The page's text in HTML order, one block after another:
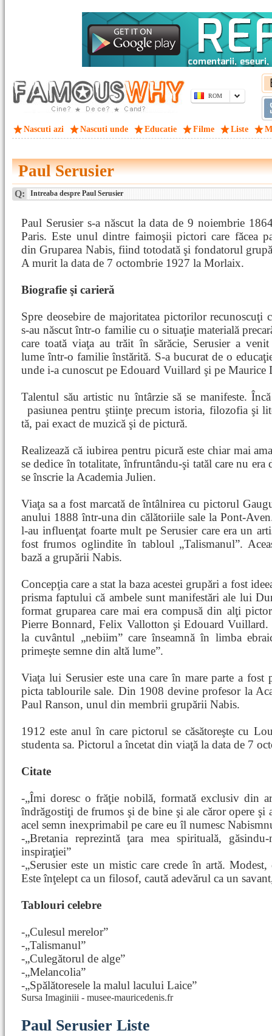
ROM
Nascuti azi Nascuti unde Educatie Filme Liste
Paul Serusier
Q: Intreaba despre Paul Serusier
Paul Serusier s-a născut la data de 9 noiembrie
Paris. Este unul dintre faimoşii pictori care făcea
din Gruparea Nabis, fiind totodată şi fondatorul
A murit la data de 7 octombrie 1927 la Morlaix.
Biografie şi carieră
Spre deosebire de majoritatea pictorilor recunoscuţi
s-au născut într-o familie cu o situaţie materială
care toată viaţa au trăit în sărăcie, Serusier a
lume într-o familie înstărită. S-a bucurat de o
unde i-a cunoscut pe Edouard Vuillard şi pe Maurice
Talentul său artistic nu întârzie să se manifeste.
pasiunea pentru ştiinţe precum istoria, filozofia şi
tă, pai exact de muzică şi de pictură.
Realizează că iubirea pentru picură este chiar mai
se dedice în totalitate, înfruntându-şi tatăl care nu
se înscrie la Academia Julien.
Viaţa sa a fost marcată de întâlnirea cu pictorul
anului 1888 într-una din călătoriile sale la Pont-
l-au influenţat foarte mult pe Serusier care era un
fost frumos oglindite în tabloul „Talismanul”.
bază a grupării Nabis.
Concepţia care a stat la baza acestei grupări a fost
prisma faptului că ambele sunt manifestări ale lui
format gruparea care mai era compusă din alţi
Pierre Bonnard, Felix Vallotton şi Edouard
la cuvântul „nebiim” care înseamnă în limba
primeşte semne din altă lume”.
Viaţa lui Serusier este una care în mare parte a fost
picta tablourile sale. Din 1908 devine profesor la
Paul Ranson, unul din membrii grupării Nabis.
1912 este anul în care pictorul se căsătoreşte cu
studenta sa. Pictorul a încetat din viaţă la data de 7
Citate
-„Îmi doresc o frăţie nobilă, formată exclusiv din
îndrăgostiţi de frumos şi de bine şi ale căror opere şi
acel semn inexprimabil pe care eu îl numesc
-„Bretania reprezintă ţara mea spirituală,
inspiraţiei”
-„Serusier este un mistic care crede în artă.
Este înţelept ca un filosof, caută adevărul ca un
Tablouri celebre
-„Culesul merelor”
-„Talismanul”
-„Culegătorul de alge”
-„Melancolia”
-„Spălătoresele la malul lacului Laice”
Sursa Imaginiii - musee-mauricedenis.fr
Paul Serusier Liste